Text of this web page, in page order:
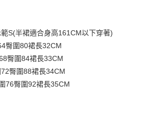
台北富邦商業銀行
兆豐國際商業銀行
台中商業銀行
遠東國際商業銀行
永豐商業銀行
S(半裙適合身高161CM以下穿著)
臀圍80裙長32CM
臀圍84裙長33CM
臀圍88裙長34CM
76臀圍92裙長35CM